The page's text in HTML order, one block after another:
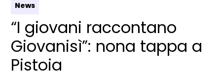
News
“I giovani raccontano
Giovanisì”: nona tappa a
Pistoia